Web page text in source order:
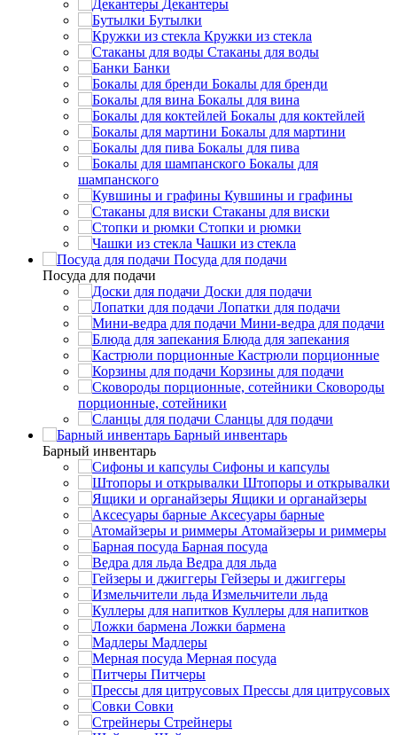
Декантеры
Бутылки
Кружки из стекла
Стаканы для воды
Банки
Бокалы для бренди
Бокалы для вина
Бокалы для коктейлей
Бокалы для мартини
Бокалы для пива
Бокалы для
шампанского
Кувшины и графины
Стаканы для виски
Стопки и рюмки
Чашки из стекла
Посуда для подачи
Посуда для подачи
Доски для подачи
Лопатки для подачи
Мини-ведра для подачи
Блюда для запекания
Кастрюли порционные
Корзины для подачи
Сковороды
порционные, сотейники
Сланцы для подачи
Барный инвентарь
Барный инвентарь
Сифоны и капсулы
Штопоры и открывалки
Ящики и органайзеры
Аксесуары барные
Атомайзеры и риммеры
Барная посуда
Ведра для льда
Гейзеры и джиггеры
Измельчители льда
Куллеры для напитков
Ложки бармена
Мадлеры
Мерная посуда
Питчеры
Прессы для цитрусовых
Совки
Стрейнеры